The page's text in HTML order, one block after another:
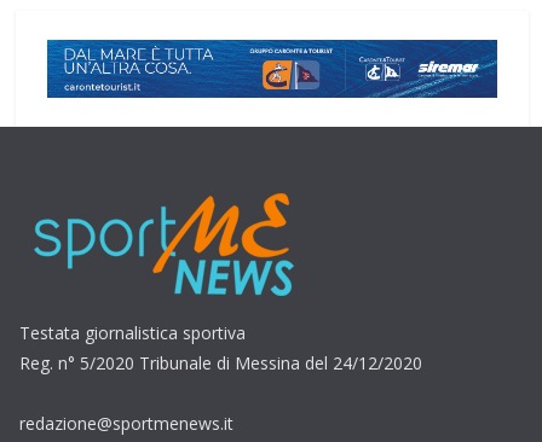
Testata giornalistica sportiva
Reg. n° 5/2020 Tribunale di Messina del 24/12/2020
redazione@sportmenews.it